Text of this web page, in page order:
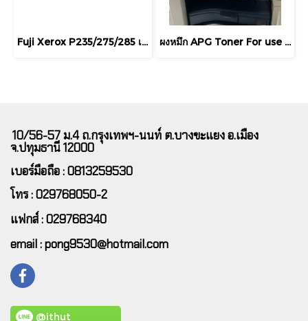
Fuji Xerox P235/275/285 เทียบ ตลับหมึกเลเซอร์ For FUJI XEROX P235db P235d P275dw P285dw M235dw M235z M275z M285z ผงหมึก APG Toner For use in XEROX
10/56-57 ม.4 ถ.กรุงเทพฯ-นนท์ ต.บางขะแยง อ.เมือง
จ.ปทุมธานี 12000
เบอร์มือถือ : 0813259530
โทร : 029768050-2
แฟกส์ : 029768340
email : pong9530@hotmail.com
@ithut